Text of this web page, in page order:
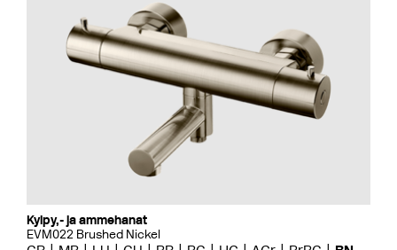
Kylpy,- ja ammehanat
EVM022 Brushed Nickel